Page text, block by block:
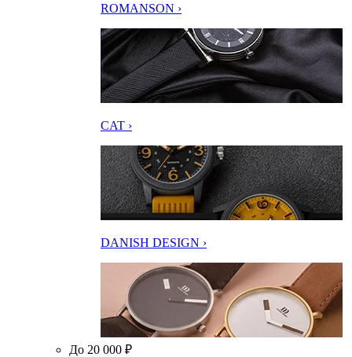
ROMANSON ›
CAT ›
DANISH DESIGN ›
До 20 000 ₽